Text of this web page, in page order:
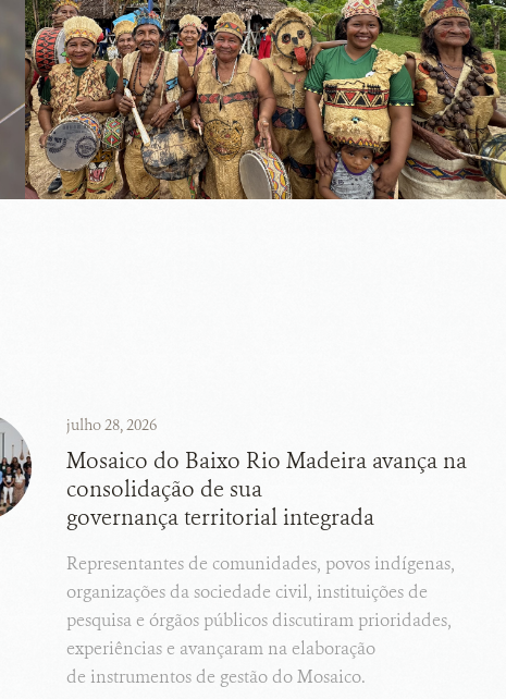
julho 28, 2026
Mosaico do Baixo Rio Madeira avança na
consolidação de sua
governança territorial integrada
Representantes de comunidades, povos indígenas,
organizações da sociedade civil, instituições de
pesquisa e órgãos públicos discutiram prioridades,
experiências e avançaram na elaboração
de instrumentos de gestão do Mosaico.